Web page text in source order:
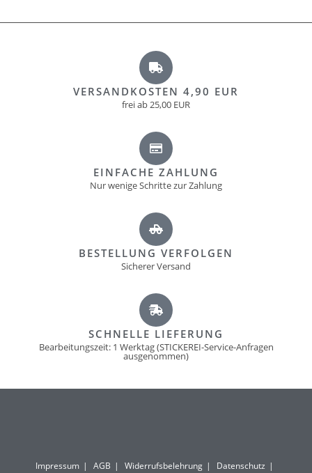
VERSANDKOSTEN 4,90 EUR
frei ab 25,00 EUR
EINFACHE ZAHLUNG
Nur wenige Schritte zur Zahlung
BESTELLUNG VERFOLGEN
Sicherer Versand
SCHNELLE LIEFERUNG
Bearbeitungszeit: 1 Werktag (STICKEREI-Service-Anfragen
ausgenommen)
Impressum AGB Widerrufsbelehrung Datenschutz